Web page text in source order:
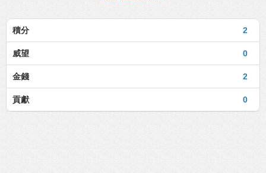
2
積分
0
威望
2
金錢
0
貢獻